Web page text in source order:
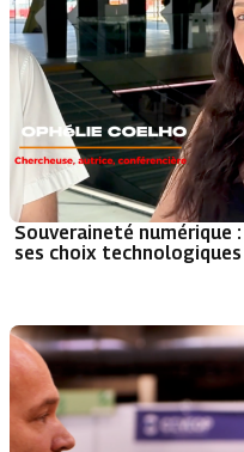
Souveraineté
ses choix technologiques